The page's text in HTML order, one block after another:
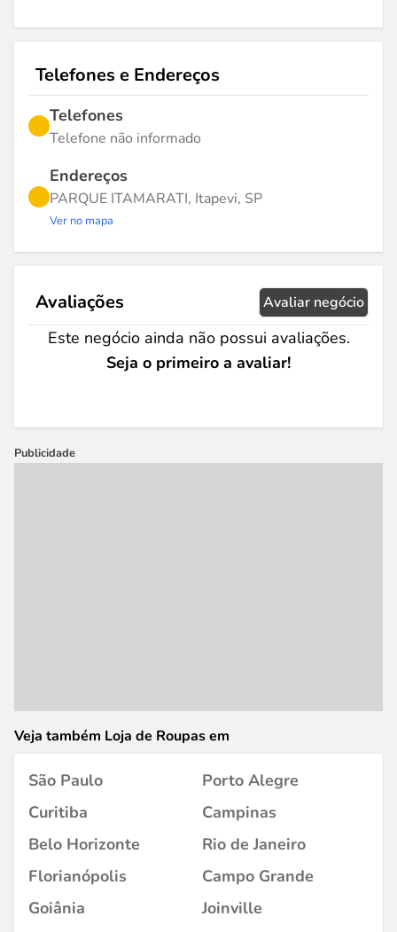
Telefones e Endereços
Telefones
Telefone não informado
Endereços
PARQUE ITAMARATI, Itapevi, SP
Ver no mapa
Avaliações Avaliar negócio
Este negócio ainda não possui avaliações.
Seja o primeiro a avaliar!
Publicidade
Veja também Loja de Roupas em
São Paulo
Porto Alegre
Curitiba
Campinas
Belo Horizonte
Rio de Janeiro
Florianópolis
Campo Grande
Goiânia
Joinville